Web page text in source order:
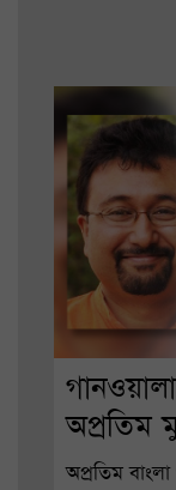
অপ্রতিম
অপ্রতিম